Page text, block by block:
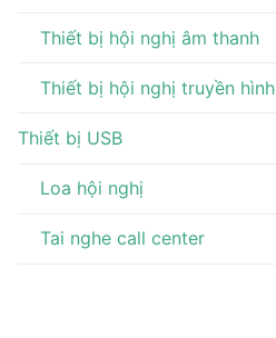
Thiết bị hội nghị âm thanh
Thiết bị hội nghị truyền hình
Thiết bị USB
Loa hội nghị
Tai nghe call center